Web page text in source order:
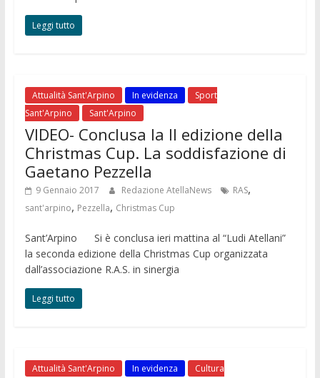
Leggi tutto
Attualità Sant'Arpino In evidenza
Sport
Sant'Arpino
Sant'Arpino
VIDEO- Conclusa la II edizione della
Christmas Cup. La soddisfazione di
Gaetano Pezzella
9 Gennaio 2017 Redazione AtellaNews RAS,
sant'arpino, Pezzella, Christmas Cup
Sant’Arpino Si è conclusa ieri mattina al “Ludi Atellani”
la seconda edizione della Christmas Cup organizzata
dall’associazione R.A.S. in sinergia
Leggi tutto
Attualità Sant'Arpino In evidenza
Cultura